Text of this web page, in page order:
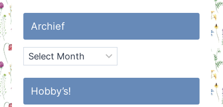
Archief
Archief
Hobby’s!